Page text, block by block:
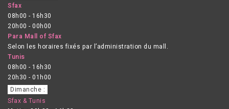
Sfax
08h00 - 16h30
20h00 - 00h00
Para Mall of Sfax
Selon les horaires fixés par l’administration du mall.
Tunis
08h00 - 16h30
20h30 - 01h00
Dimanche :
Sfax & Tunis